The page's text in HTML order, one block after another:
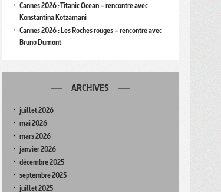
Cannes 2026 : Titanic Ocean – rencontre avec
Konstantina Kotzamani
Cannes 2026 : Les Roches rouges – rencontre avec
Bruno Dumont
ARCHIVES
juillet 2026
mai 2026
mars 2026
janvier 2026
décembre 2025
septembre 2025
juillet 2025